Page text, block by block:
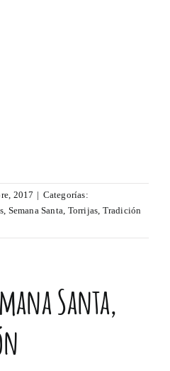
2017 | Categorías:
, Semana Santa, Torrijas, Tradición
Santa,